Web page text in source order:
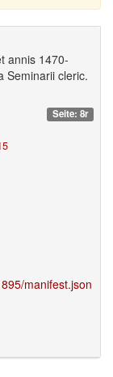
annis 1470-
Seminarii cleric.
Seite: 8r
manifest.json